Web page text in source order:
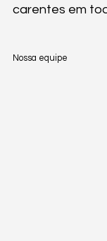
carentes em
Nossa equipe